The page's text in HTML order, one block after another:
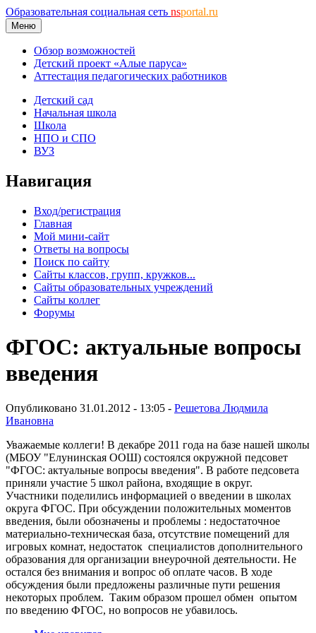
Образовательная социальная сеть nsportal.ru
Меню
Обзор возможностей
Детский проект «Алые паруса»
Аттестация педагогических работников
Детский сад
Начальная школа
Школа
НПО и СПО
ВУЗ
Навигация
Вход/регистрация
Главная
Мой мини-сайт
Ответы на вопросы
Поиск по сайту
Сайты классов, групп, кружков...
Сайты образовательных учреждений
Сайты коллег
Форумы
ФГОС: актуальные вопросы
введения
Опубликовано 31.01.2012 - 13:05 - Решетова Людмила
Ивановна
Уважаемые коллеги! В декабре 2011 года на базе нашей школы
(МБОУ "Елунинская ООШ) состоялся окружной педсовет
"ФГОС: актуальные вопросы введения". В работе педсовета
приняли участие 5 школ района, входящие в округ.
Участники поделились информацией о введении в школах
округа ФГОС. При обсуждении положительных моментов
введения, были обозначены и проблемы : недостаточное
материально-техническая база, отсутствие помещений для
игровых комнат, недостаток специалистов дополнительного
образования для организации внеурочной деятельности. Не
остался без внимания и вопрос об оплате часов. В ходе
обсуждения были предложены различные пути решения
некоторых проблем. Таким образом прошел обмен опытом
по введению ФГОС, но вопросов не убавилось.